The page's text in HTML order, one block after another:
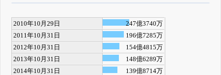
詳しく見られる無料でβ版をはじめる
登録すると永久30%OFFと米株版の先行利用も付きます
2010年10月29日
247億3740万
2011年10月31日
196億7285万
2012年10月31日
154億4815万
2013年10月31日
148億6289万
2014年10月31日
139億8714万